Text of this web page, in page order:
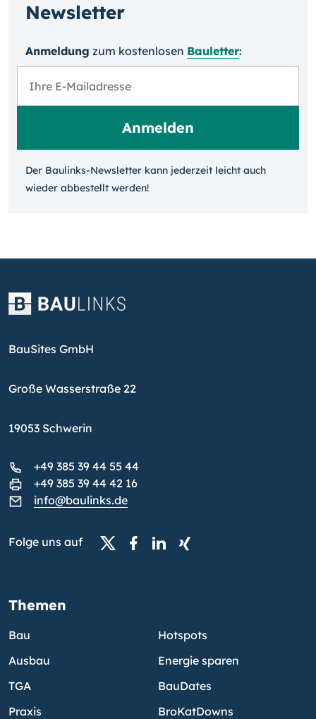
Newsletter
Anmeldung zum kosten­losen Bauletter:
Der Baulinks-Newsletter kann jeder­zeit leicht auch
wieder ab­bestellt werden!
BauSites GmbH
Große Wasserstraße 22
19053 Schwerin
+49 385 39 44 55 44
+49 385 39 44 42 16
info@baulinks.de
Folge uns auf
Themen
Bau
Ausbau
TGA
Praxis
Hotspots
Energie sparen
BauDates
BroKatDowns